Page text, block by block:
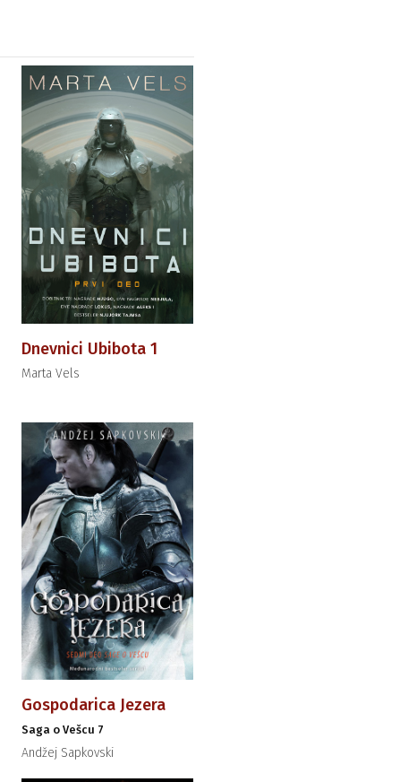
Dnevnici Ubibota 1
Marta Vels
Gospodarica Jezera
Saga o Vešcu 7
Andžej Sapkovski